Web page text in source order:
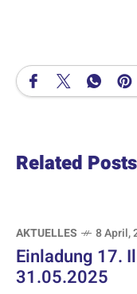
Related Posts
AKTUELLES 8 April,
Einladung 17.
31.05.2025